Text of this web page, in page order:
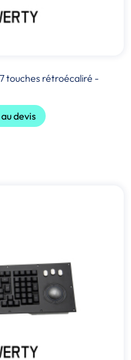
touches rétroécaliré -
devis